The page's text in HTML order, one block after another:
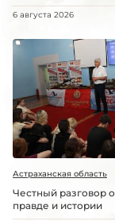
6 августа 2026
Астраханская область
Честный разговор о
правде и истории